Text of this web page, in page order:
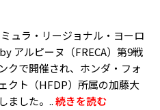
ュラ・リージョナル・ヨーロ
アルピーヌ（FRECA）第9戦
クで開催され、ホンダ・フォ
クト（HFDP）所属の加藤大
ました。..続きを読む